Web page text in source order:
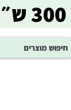
300 ש״ח